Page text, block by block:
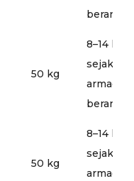
50 kg
8–14 hari
sejak
armada
50 kg
8–14 hari
sejak
armada